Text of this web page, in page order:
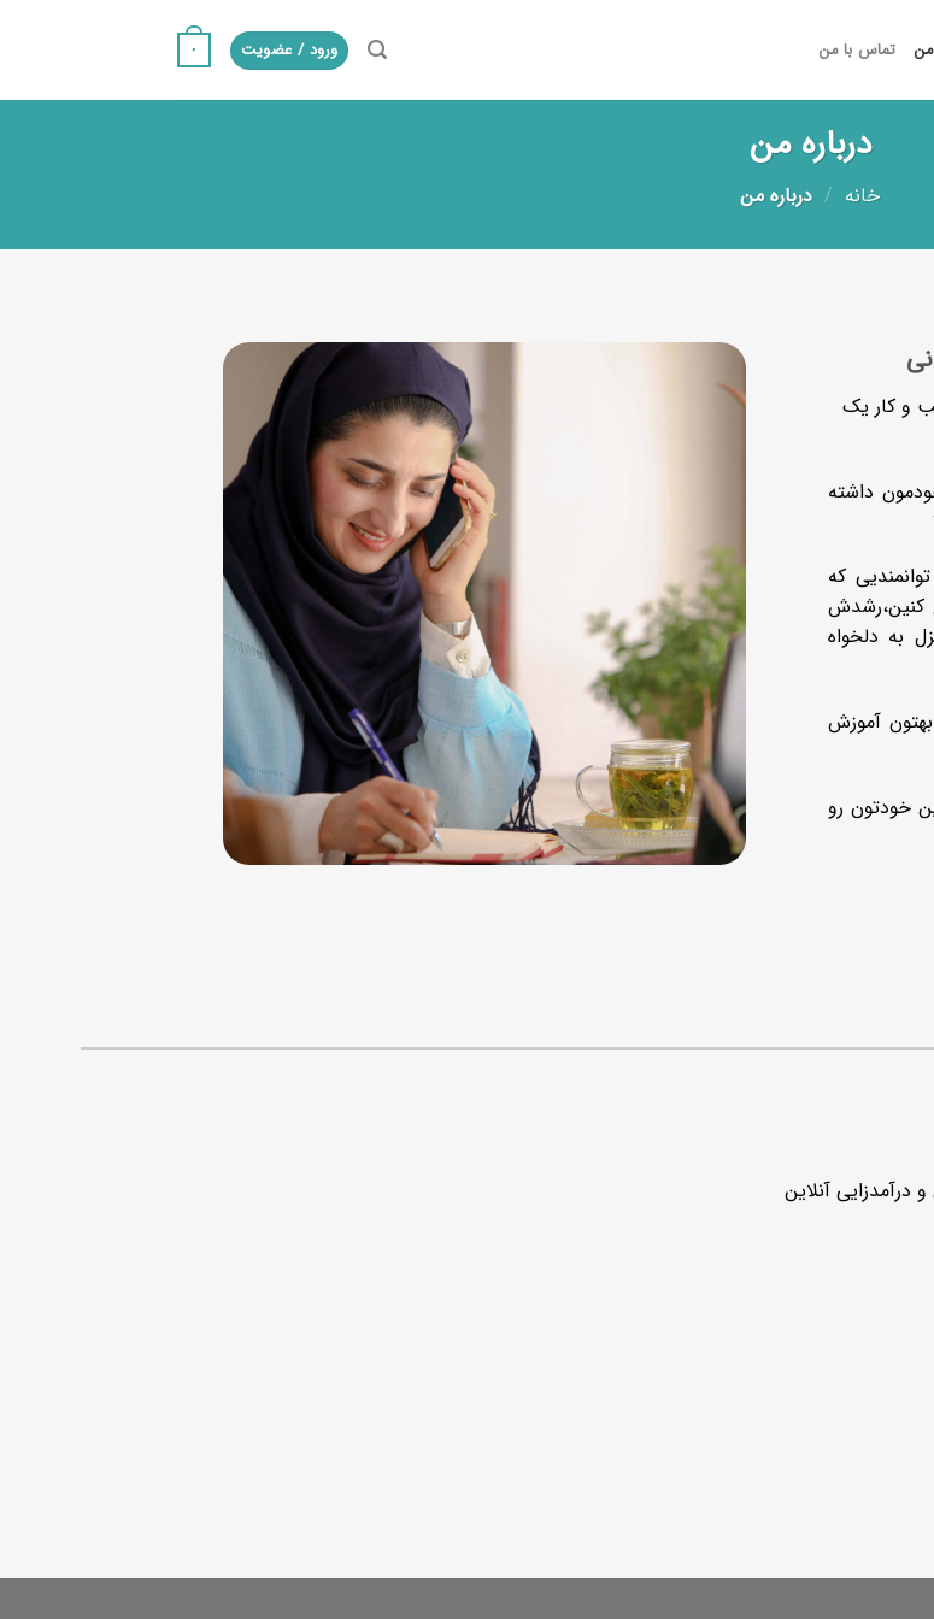
من تماس با من ورود / عضویت ۰
درباره من
خانه / درباره من
و کار یک
داشته
که
کنین،رشدش
به دلخواه
آموزش
خودتون رو
آنلاین